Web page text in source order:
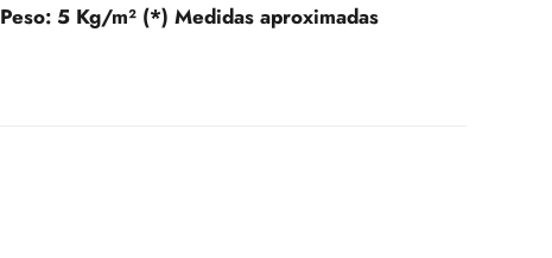
Peso: 5 Kg/m² (*) Medidas aproximadas